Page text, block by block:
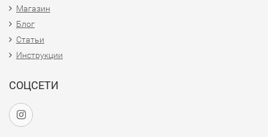
Магазин
Блог
Статьи
Инструкции
СОЦСЕТИ